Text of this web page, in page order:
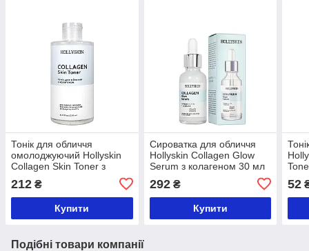
Тонік для обличчя
омолоджуючий Hollyskin
Collagen Skin Toner з
212 ₴
Купити
Сироватка для обличчя
Hollyskin Collagen Glow
Serum з колагеном 30 мл
292₴
Купити
52
Подібні товари компанії